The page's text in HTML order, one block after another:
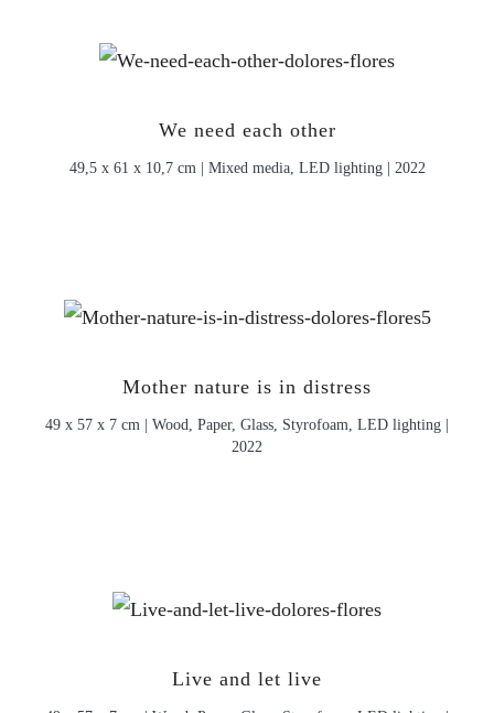
We need each other
49,5 x 61 x 10,7 cm | Mixed media, LED lighting | 2022
Mother nature is in distress
49 x 57 x 7 cm | Wood, Paper, Glass, Styrofoam, LED lighting |
2022
Live and let live